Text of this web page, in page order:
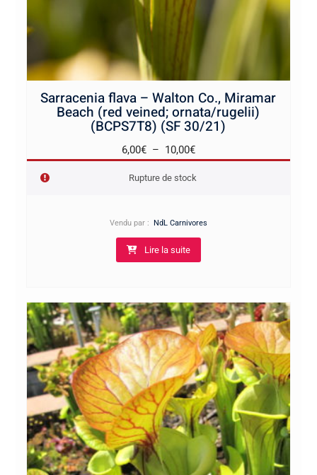
Sarracenia flava – Walton Co., Miramar
Beach (red veined; ornata/rugelii)
(BCPS7T8) (SF 30/21)
6,00€ – 10,00€Plage
à
10,00€
Rupture de stock
Vendu par : NdL Carnivores
Lire la suite